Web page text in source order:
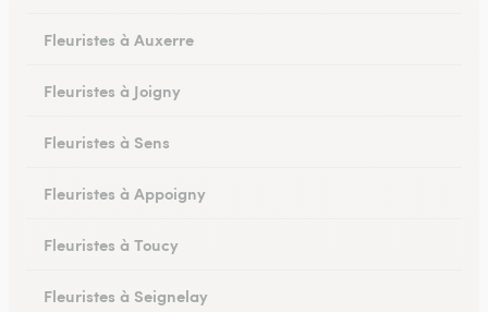
Fleuristes à Auxerre
Fleuristes à Joigny
Fleuristes à Sens
Fleuristes à Appoigny
Fleuristes à Toucy
Fleuristes à Seignelay